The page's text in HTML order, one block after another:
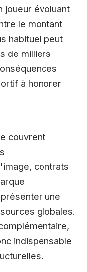
joueur évoluant
le montant
habituel peut
de milliers
à honorer
couvrent
contrats
une
globales.
indispensable